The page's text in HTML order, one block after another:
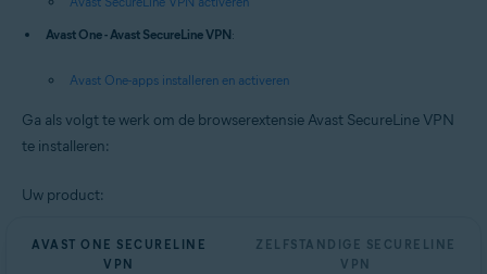
Avast One - Avast SecureLine VPN:
Avast One-apps installeren en activeren
Ga als volgt te werk om de browserextensie Avast SecureLine VPN
te installeren:
Uw product:
AVAST ONE SECURELINE
VPN
ZELFSTANDIGE SECURELINE
VPN